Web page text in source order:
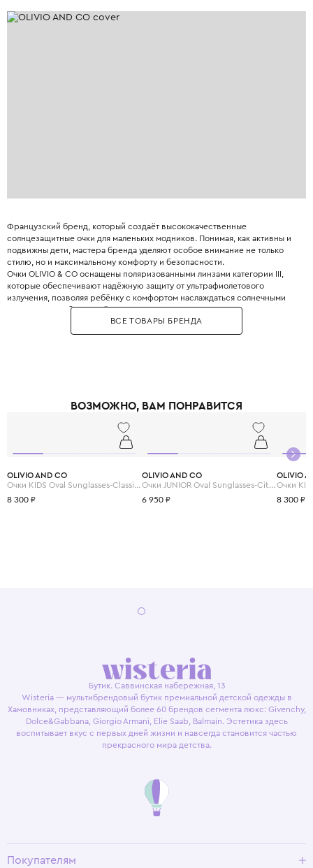
Французский бренд, который создаёт высококачественные
солнцезащитные очки для маленьких модников. Понимая, как активны и
подвижны дети, мастера бренда уделяют особое внимание не только
стилю, но и максимальному комфорту и безопасности.
Очки OLIVIO & CO оснащены поляризованными линзами категории III,
которые обеспечивают надёжную защиту от ультрафиолетового
излучения, позволяя ребёнку с комфортом наслаждаться солнечными
днями. Модели бренда лёгкие, прочные, с гнущимися дужками, что
делает их удобными для ношения. Очки OLIVIO & CO – это не просто
аксессуар, а настоящая находка для стильных детей.
ВСЕ ТОВАРЫ БРЕНДА
ВОЗМОЖНО, ВАМ ПОНРАВИТСЯ
OLIVIO AND CO
Очки KIDS Oval Sunglasses-Classic Olivio-Squid Black
8 300 ₽
OLIVIO AND CO
Очки JUNIOR Oval Sunglasses-Citrus Garden-Grapefruit Pink
6 950 ₽
OLIVIO
8 300 ₽
Бутик. Саввинская набережная, 13
Wisteria — мультибрендовый бутик премиальной детской одежды в
Хамовниках, представляющий более 60 брендов сегмента люкс: Givenchy,
Dolce&Gabbana, Giorgio Armani, Elie Saab, Balmain. Эстетика здесь
воспитывает вкус с первых дней жизни и навсегда становится частью
прекрасного мира детства.
Покупателям